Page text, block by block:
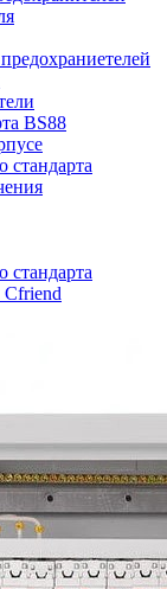
BS88
стандарта
стандарта